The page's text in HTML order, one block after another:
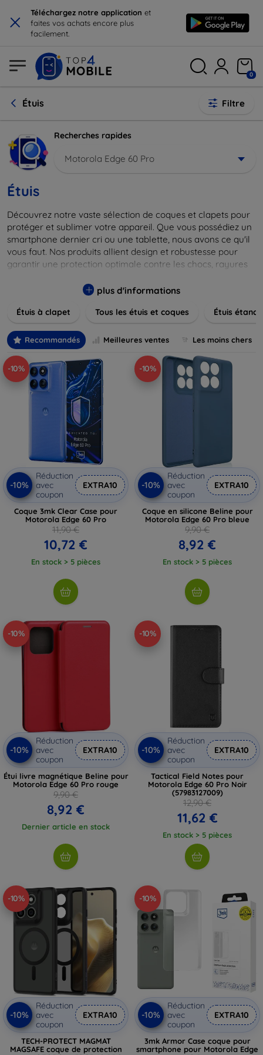
× Téléchargez notre application et
faites vos achats encore plus
facilement.
0
Étuis Filtre
Recherches rapides
Motorola Edge 60 Pro
Étuis
Découvrez notre vaste sélection de coques et clapets pour
protéger et sublimer votre appareil. Que vous possédiez un
smartphone dernier cri ou une tablette, nous avons ce qu'il
vous faut. Nos produits allient design et robustesse pour
garantir une protection optimale contre les chocs, rayures
allant des modèles élégants et minimalistes aux designs
matériaux de haute qualité, y compris le cuir, le silicone, et
parfait pour exprimer votre style tout en assurant la
durabilité de votre appareil.
plus d'informations
Étuis à clapet Tous les étuis et coques Étuis
Recommandés Meilleures ventes Les moins chers
-10%
-10%
Réduction
avec
coupon
EXTRA10
Coque 3mk Clear Case pour
Motorola Edge 60 Pro
11,90 €
10,72 €
En stock > 5 pièces
-10%
-10%
Réduction
avec
coupon
EXTRA10
Coque en silicone Beline pour
Motorola Edge 60 Pro bleue
9,90 €
8,92 €
En stock > 5 pièces
-10%
-10%
Réduction
avec
coupon
EXTRA10
Étui livre magnétique Beline pour
Motorola Edge 60 Pro rouge
9,90 €
8,92 €
Dernier article en stock
-10%
-10%
Réduction
avec
coupon
EXTRA10
Tactical Field Notes pour
Motorola Edge 60 Pro Noir
(57983127009)
12,90 €
11,62 €
En stock > 5 pièces
-10%
-10%
Réduction
avec
coupon
EXTRA10
TECH-PROTECT MAGMAT
MAGSAFE coque de protection
-10%
-10%
Réduction
avec
coupon
EXTRA10
3mk Armor Case coque pour
smartphone pour Motorola Edge